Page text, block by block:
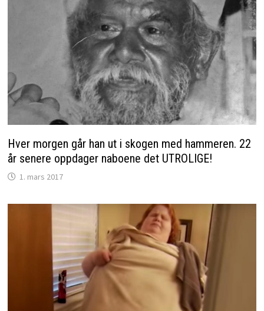
Hver morgen går han ut i skogen med hammeren. 22
år senere oppdager naboene det UTROLIGE!
1. mars 2017